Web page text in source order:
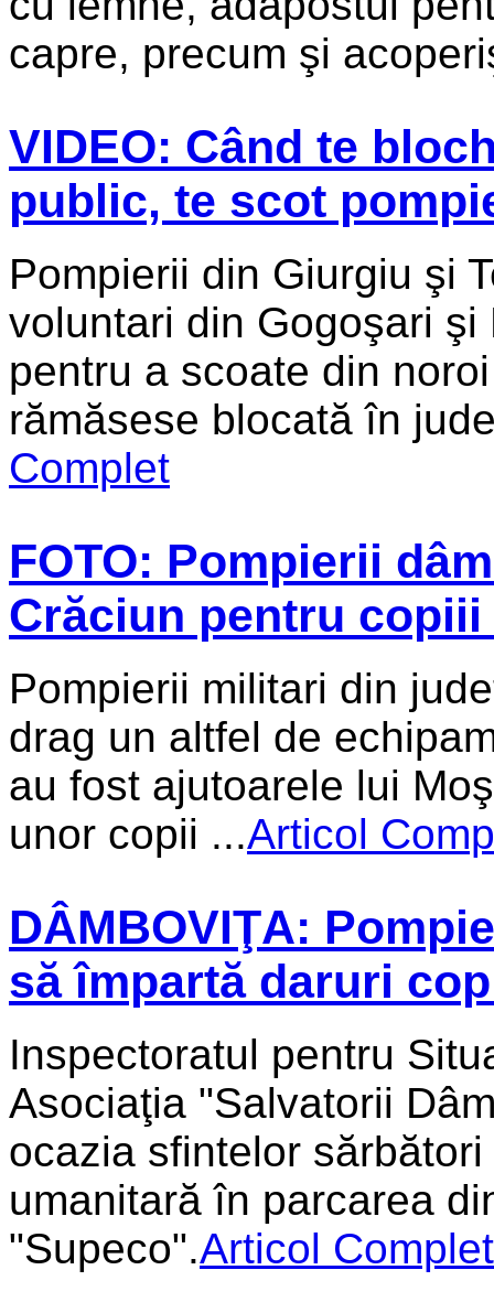
capre, precum şi
VIDEO: Când te
public, te scot
Pompierii din Giurgiu şi
voluntari din Gogoşari
pentru a scoate din
rămăsese blocată în
Complet
FOTO: Pompierii
Crăciun pentru
Pompierii militari din
drag un altfel de
au fost ajutoarele lui
unor copii ...Articol
DÂMBOVIŢA:
să împartă daruri
Inspectoratul pentru
Asociaţia "Salvatorii
ocazia sfintelor
umanitară în parcarea
"Supeco".Articol Complet